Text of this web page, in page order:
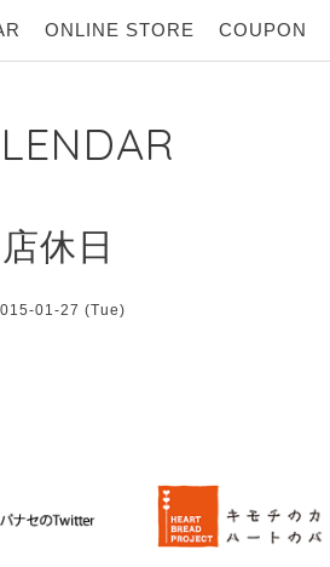
ONLINE STORE COUPON
店休日
01-27 (Tue)